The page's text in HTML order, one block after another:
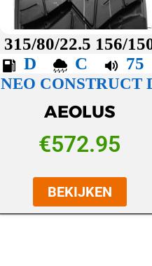
315/80/22.5 156/
D
C 75
NEO CONSTRUCT
AEOLUS
€572.95
BEKIJKEN